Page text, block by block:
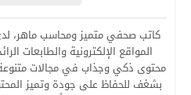
كاتب صحفي متميز ومحاسب ماهر،
المواقع الإلكترونية والطابعات
محتوى ذكي وجذاب في مجالات متنوعة.
بشغف للحفاظ على جودة وتميز